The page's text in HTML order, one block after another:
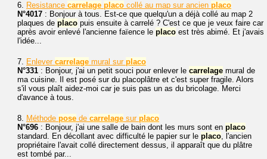
6. Resistance carrelage placo collé au map sur ancien placo
N°4017 : Bonjour à tous. Est-ce que quelqu'un a déjà collé au map 2
plaques de placo puis ensuite à carrelé ? C'est ce que je veux faire car
après avoir enlevé l'ancienne faïence le placo est très abimé. Et j'avais
l'idée...
7. Enlever carrelage mural sur placo
N°331 : Bonjour, j'ai un petit souci pour enlever le carrelage mural de
ma cuisine. Il est posé sur du placoplâtre et c'est super fragile. Alors
s'il vous plaît aidez-moi car je suis pas un as du bricolage. Merci
d'avance à tous.
8. Méthode pose de carrelage sur placo
N°696 : Bonjour, j'ai une salle de bain dont les murs sont en placo
standard. En décollant avec difficulté le papier sur le placo, l'ancien
propriétaire l'avait collé directement dessus, il apparaît que du plâtre
est tombé par...